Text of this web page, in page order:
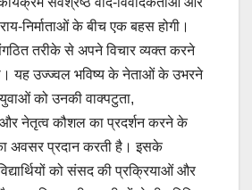
निर्माताओं के बीच एक बहस होगी।
तरीके से अपने विचार व्यक्त करने
यह उज्ज्वल भविष्य के नेताओं के उभरने
को उनकी वाक्पटुता,
नेतृत्व कौशल का प्रदर्शन करने के
अवसर प्रदान करती है। इसके
को संसद की प्रक्रियाओं और